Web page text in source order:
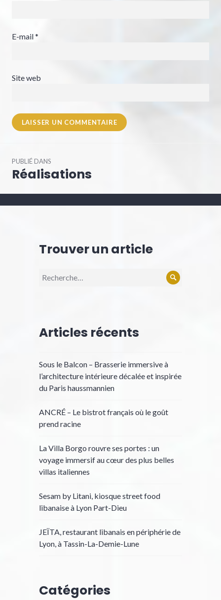
E-mail*
Site web
dePUBLIÉ DANS
Réalisations
Trouver un article
Recherche
Rechercher
Articles récents
Sous le Balcon – Brasserie immersive à
l’architecture intérieure décalée et inspirée
du Paris haussmannien
ANCRÉ – Le bistrot français où le goût
prend racine
La Villa Borgo rouvre ses portes : un
voyage immersif au cœur des plus belles
villas italiennes
Sesam by Litani, kiosque street food
libanaise à Lyon Part-Dieu
JEÏTA, restaurant libanais en périphérie de
Lyon, à Tassin-La-Demie-Lune
Catégories